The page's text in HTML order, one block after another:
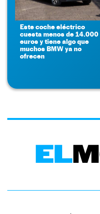
Este coche eléctrico
cuesta menos de 14.000
euros y tiene algo que
muchos BMW ya no
ofrecen